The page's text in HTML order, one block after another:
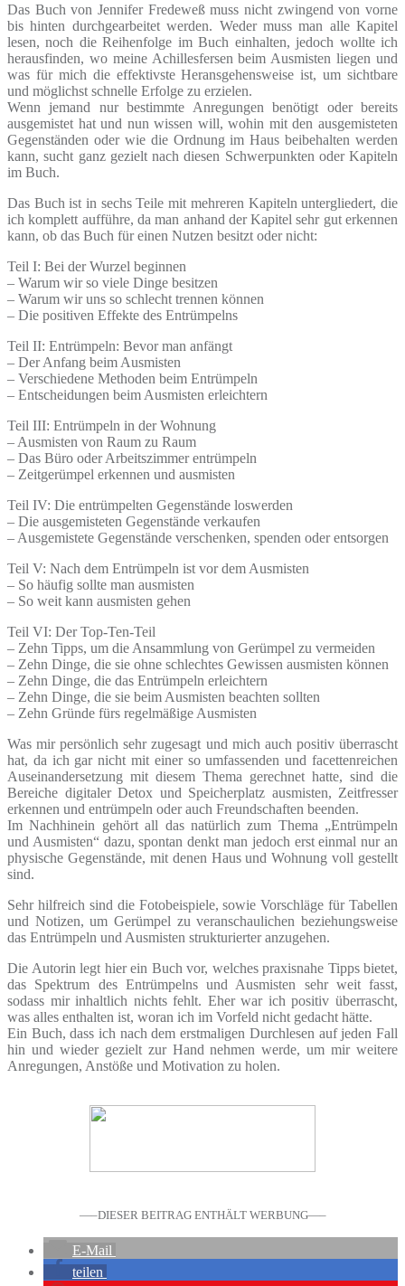
Das Buch von Jennifer Fredeweß muss nicht zwingend von vorne
bis hinten durchgearbeitet werden. Weder muss man alle Kapitel
lesen, noch die Reihenfolge im Buch einhalten, jedoch wollte ich
herausfinden, wo meine Achillesfersen beim Ausmisten liegen und
was für mich die effektivste Heransgehensweise ist, um sichtbare
und möglichst schnelle Erfolge zu erzielen.
Wenn jemand nur bestimmte Anregungen benötigt oder bereits
ausgemistet hat und nun wissen will, wohin mit den ausgemisteten
Gegenständen oder wie die Ordnung im Haus beibehalten werden
kann, sucht ganz gezielt nach diesen Schwerpunkten oder Kapiteln
im Buch.
Das Buch ist in sechs Teile mit mehreren Kapiteln untergliedert, die
ich komplett aufführe, da man anhand der Kapitel sehr gut erkennen
kann, ob das Buch für einen Nutzen besitzt oder nicht:
Teil I: Bei der Wurzel beginnen
– Warum wir so viele Dinge besitzen
– Warum wir uns so schlecht trennen können
– Die positiven Effekte des Entrümpelns
Teil II: Entrümpeln: Bevor man anfängt
– Der Anfang beim Ausmisten
– Verschiedene Methoden beim Entrümpeln
– Entscheidungen beim Ausmisten erleichtern
Teil III: Entrümpeln in der Wohnung
– Ausmisten von Raum zu Raum
– Das Büro oder Arbeitszimmer entrümpeln
– Zeitgerümpel erkennen und ausmisten
Teil IV: Die entrümpelten Gegenstände loswerden
– Die ausgemisteten Gegenstände verkaufen
– Ausgemistete Gegenstände verschenken, spenden oder entsorgen
Teil V: Nach dem Entrümpeln ist vor dem Ausmisten
– So häufig sollte man ausmisten
– So weit kann ausmisten gehen
Teil VI: Der Top-Ten-Teil
– Zehn Tipps, um die Ansammlung von Gerümpel zu vermeiden
– Zehn Dinge, die sie ohne schlechtes Gewissen ausmisten können
– Zehn Dinge, die das Entrümpeln erleichtern
– Zehn Dinge, die sie beim Ausmisten beachten sollten
– Zehn Gründe fürs regelmäßige Ausmisten
Was mir persönlich sehr zugesagt und mich auch positiv überrascht
hat, da ich gar nicht mit einer so umfassenden und facettenreichen
Auseinandersetzung mit diesem Thema gerechnet hatte, sind die
Bereiche digitaler Detox und Speicherplatz ausmisten, Zeitfresser
erkennen und entrümpeln oder auch Freundschaften beenden.
Im Nachhinein gehört all das natürlich zum Thema „Entrümpeln
und Ausmisten“ dazu, spontan denkt man jedoch erst einmal nur an
physische Gegenstände, mit denen Haus und Wohnung voll gestellt
sind.
Sehr hilfreich sind die Fotobeispiele, sowie Vorschläge für Tabellen
und Notizen, um Gerümpel zu veranschaulichen beziehungsweise
das Entrümpeln und Ausmisten strukturierter anzugehen.
Die Autorin legt hier ein Buch vor, welches praxisnahe Tipps bietet,
das Spektrum des Entrümpelns und Ausmisten sehr weit fasst,
sodass mir inhaltlich nichts fehlt. Eher war ich positiv überrascht,
was alles enthalten ist, woran ich im Vorfeld nicht gedacht hätte.
Ein Buch, dass ich nach dem erstmaligen Durchlesen auf jeden Fall
hin und wieder gezielt zur Hand nehmen werde, um mir weitere
Anregungen, Anstöße und Motivation zu holen.
—–DIESER BEITRAG ENTHÄLT WERBUNG—–
E-Mail
teilen